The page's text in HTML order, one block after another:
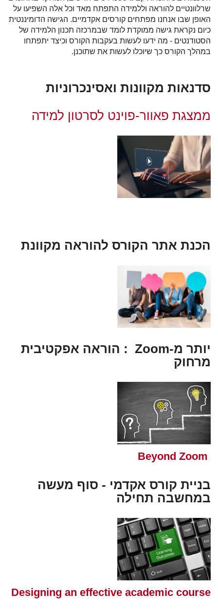
שרלוונטיים להוראה וללמידה התפתח מאד וכל אלה השפיעו על
האופן שבו אנחנו מפתחים קורסים אקדמיים. הגישה הדומיננטית
כיום נקראת גישה ממוקדת לומד שבמרכזה תכנון הלמידה של
הסטודנטים - מה ידעו לעשות בעקבות הקורס וכיצד יתפתחו
במהלך הקורס כך שיוכלו לעשות את שתוכנן.
סדנאות מקוונות ואסינכרוניות
ממצגת פאוור-פוינט לסרטון למידה
הכנת אתר הקורס להוראה מקוונת
יותר מ-Zoom : הוראה אפקטיבית
מרחוק
בניית קורס אקדמי - סוף מעשה
במחשבה תחילה
Designing an effective academic course